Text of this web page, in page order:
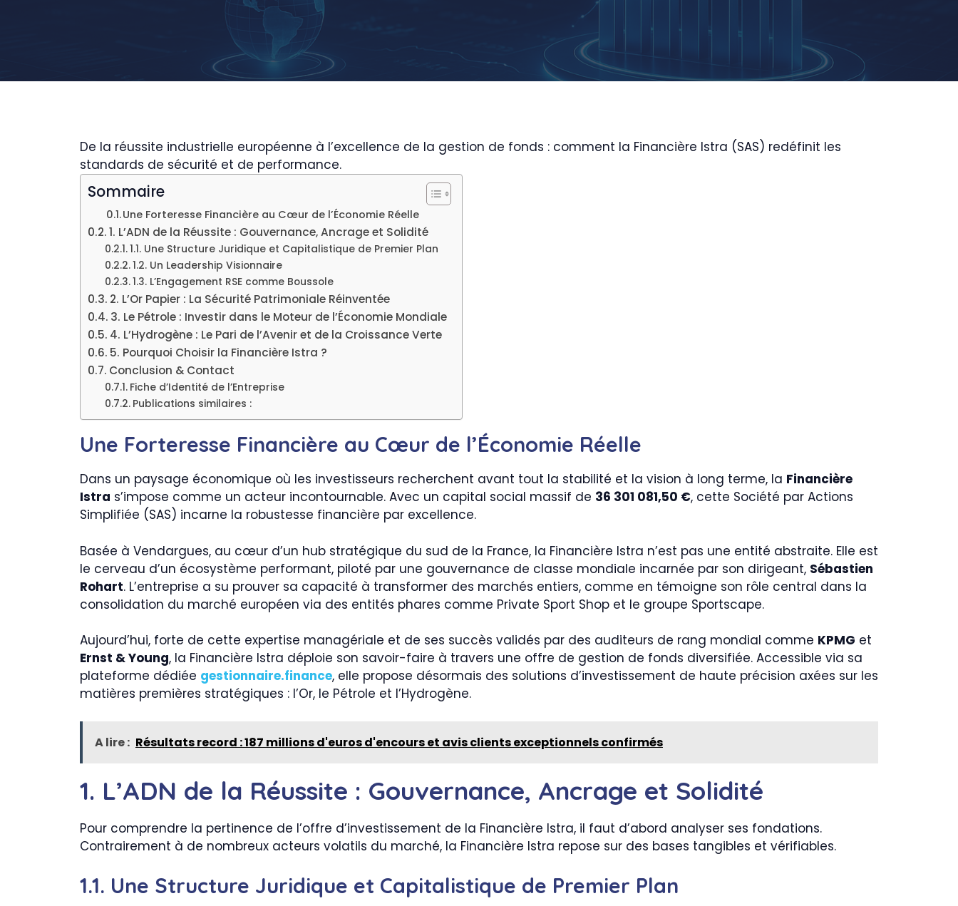
De la réussite industrielle européenne à l’excellence de la gestion de fonds : comment la Financière Istra (SAS) redéfinit les
standards de sécurité et de performance.
Sommaire
Une Forteresse Financière au Cœur de l’Économie Réelle
1. L’ADN de la Réussite : Gouvernance, Ancrage et Solidité
1.1. Une Structure Juridique et Capitalistique de Premier Plan
1.2. Un Leadership Visionnaire
1.3. L’Engagement RSE comme Boussole
2. L’Or Papier : La Sécurité Patrimoniale Réinventée
3. Le Pétrole : Investir dans le Moteur de l’Économie Mondiale
4. L’Hydrogène : Le Pari de l’Avenir et de la Croissance Verte
5. Pourquoi Choisir la Financière Istra ?
Conclusion & Contact
Fiche d’Identité de l’Entreprise
Publications similaires :
Une Forteresse Financière au Cœur de l’Économie Réelle
Dans un paysage économique où les investisseurs recherchent avant tout la stabilité et la vision à long terme, la Financière
Istra s’impose comme un acteur incontournable. Avec un capital social massif de 36 301 081,50 €, cette Société par Actions
Simplifiée (SAS) incarne la robustesse financière par excellence.
Basée à Vendargues, au cœur d’un hub stratégique du sud de la France, la Financière Istra n’est pas une entité abstraite. Elle est
le cerveau d’un écosystème performant, piloté par une gouvernance de classe mondiale incarnée par son dirigeant, Sébastien
Rohart. L’entreprise a su prouver sa capacité à transformer des marchés entiers, comme en témoigne son rôle central dans la
consolidation du marché européen via des entités phares comme Private Sport Shop et le groupe Sportscape.
Aujourd’hui, forte de cette expertise managériale et de ses succès validés par des auditeurs de rang mondial comme KPMG et
Ernst & Young, la Financière Istra déploie son savoir-faire à travers une offre de gestion de fonds diversifiée. Accessible via sa
plateforme dédiée gestionnaire.finance, elle propose désormais des solutions d’investissement de haute précision axées sur les
matières premières stratégiques : l’Or, le Pétrole et l’Hydrogène.
A lire : Résultats record : 187 millions d'euros d'encours et avis clients exceptionnels confirmés
1. L’ADN de la Réussite : Gouvernance, Ancrage et Solidité
Pour comprendre la pertinence de l’offre d’investissement de la Financière Istra, il faut d’abord analyser ses fondations.
Contrairement à de nombreux acteurs volatils du marché, la Financière Istra repose sur des bases tangibles et vérifiables.
1.1. Une Structure Juridique et Capitalistique de Premier Plan